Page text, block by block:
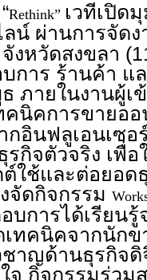
Rethink” เวทีเปิด
ลน์ ผ่านการจัด
งหวัดสงขลา
บการ ร้านค้า
ภายในงานผู้เ
คนิคการขายอ
อินฟลูเอนเซ
กิจตัวจริง เพื่
ใช้และต่อยอ
จัดกิจกรรม
บการได้เรียน
ทคนิคจากนัก
ชาญด้านธุรกิจ
จ กิจกรรมร่ว